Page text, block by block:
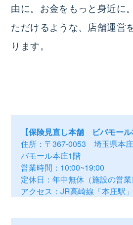
由に。お金をもっと身近に
ただけるような、店舗運営
ります。
【保険見直し本舗 ビバモール
住所：〒367-0053 埼玉県本
バモール本庄1階
営業時間：10:00~19:00
定休日：年中無休（施設の営業
アクセス：JR高崎線「本庄駅